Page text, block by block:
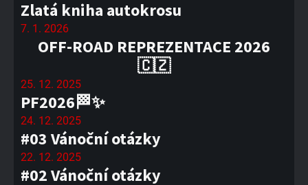
Zlatá kniha autokrosu
7. 1. 2026
OFF-ROAD REPREZENTACE 2026
🇨🇿
25. 12. 2025
PF2026🏁✨
24. 12. 2025
#03 Vánoční otázky
22. 12. 2025
#02 Vánoční otázky